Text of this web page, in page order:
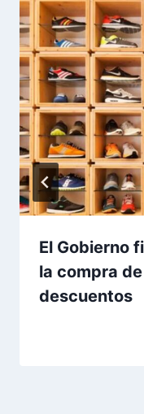
El Gobierno
la compra
descuentos